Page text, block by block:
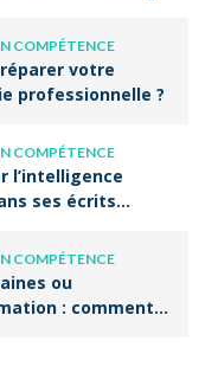
COMPÉTENCE
votre
professionnelle ?
COMPÉTENCE
l’intelligence
ses écrits
COMPÉTENCE
ou
: comment